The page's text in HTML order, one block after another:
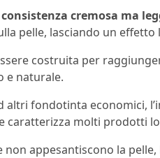
consistenza cremosa ma
pelle, lasciando un
costruita per
e naturale.
fondotinta economici,
caratterizza molti prodotti
non appesantiscono la